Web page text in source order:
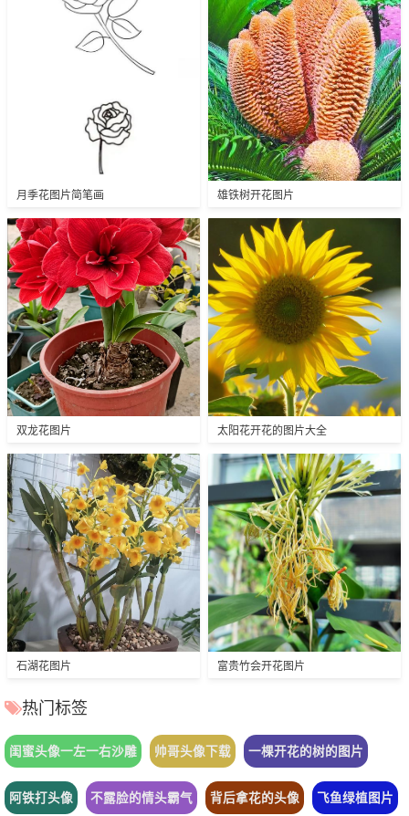
月季花图片简笔画 雄铁树开花图片
双龙花图片 太阳花开花的图片大全
石湖花图片 富贵竹会开花图片
热门标签
闺蜜头像一左一右沙雕 帅哥头像下载 一棵开花的树的图片
阿铁打头像 不露脸的情头霸气 背后拿花的头像 飞鱼绿植图片